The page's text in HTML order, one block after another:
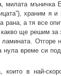
милата мъничка
храним я
рана, а тя все
ще решим за
Отгоре
нула време си
които в най-